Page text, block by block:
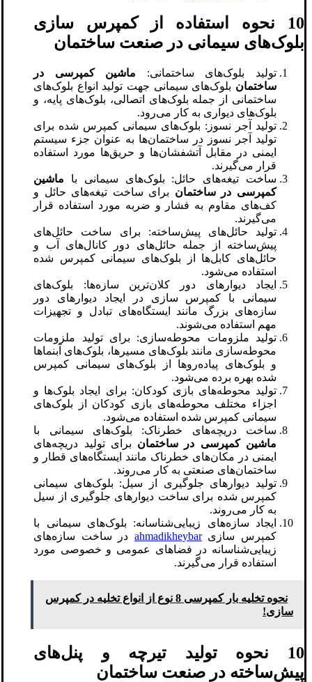
10 نحوه استفاده از کمپرس سازی
بلوک‌های سیمانی در صنعت ساختمان
تولید بلوک‌های ساختمانی: ماشین کمپرسی در
ساختمان بلوک‌های سیمانی جهت تولید انواع بلوک‌های
ساختمانی از جمله بلوک‌های اتصالی، بلوک‌های پایه، و
بلوک‌های دیواری به کار می‌رود.
تولید آجر نسوز: بلوک‌های سیمانی کمپرس شده برای
تولید آجر نسوز در ساختمان‌ها به عنوان جزء سیستم
ایمنی در مقابل آتشفشان‌ها و حریق‌ها مورد استفاده
قرار می‌گیرند.
ساخت تیغه‌های حائل: بلوک‌های سیمانی با ماشین
کمپرسی در ساختمان برای ساخت تیغه‌های حائل و
کف‌های مقاوم به فشار و ضربه مورد استفاده قرار
می‌گیرند.
تولید حائل‌های پیش‌ساخته: برای ساخت حائل‌های
پیش‌ساخته از جمله حائل‌های دور کانال‌های آب و
حائل‌های کابل‌ها از بلوک‌های سیمانی کمپرس شده
استفاده می‌شود.
ایجاد دیوارهای دور کلان‌ترین سازه‌ها: بلوک‌های
سیمانی با کمپرس سازی در ایجاد دیوارهای دور
سازه‌های بزرگ مانند ایستگاه‌های تبادل و تجهیزات
مهم استفاده می‌شوند.
تولید ملزومات محوطه‌سازی: برای تولید ملزومات
محوطه‌سازی مانند بلوک‌های مسیرها، بلوک‌های آبنماها
و بلوک‌های پیاده‌روها از بلوک‌های سیمانی کمپرس
شده بهره برده می‌شود.
تولید محوطه‌های بازی کودکان: برای ایجاد بلوک‌ها و
اجزاء مختلف محوطه‌های بازی کودکان از بلوک‌های
سیمانی کمپرس شده استفاده می‌شود.
ساخت دریچه‌های خطرناک: بلوک‌های سیمانی با
ماشین کمپرسی در ساختمان برای تولید دریچه‌های
ایمنی در مکان‌های خطرناک مانند ایستگاه‌های قطار و
ساختمان‌های صنعتی به کار می‌روند.
تولید دیوارهای جلوگیری از سیل: بلوک‌های سیمانی
کمپرس شده برای ساخت دیوارهای جلوگیری از سیل
به کار می‌روند.
ایجاد سازه‌های زیبایی‌شناسانه: بلوک‌های سیمانی با
کمپرس سازیahmadikheybar در ساخت سازه‌های
زیبایی‌شناسانه در فضاهای عمومی و خصوصی مورد
استفاده قرار می‌گیرند.
نحوه تخلیه بار کمپرسی 8 نوع از انواع تخلیه در کمپرس
سازی!
10 نحوه تولید تیرچه و پنل‌های
پیش‌ساخته در صنعت ساختمان